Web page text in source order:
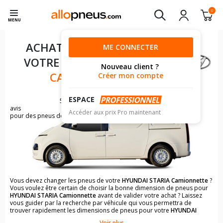
MENU
0
ME CONNECTER
Nouveau client ?
Créer mon compte
ESPACE
Accéder aux prix Pro maintenant
ACHAT DE PNEUS POUR
VOTRE
HYUNDAI STARIA
CAMIONNETTE
5
avis
pour des pneus de HYUNDAI STARIA
Vous devez changer les pneus de votre HYUNDAI STARIA Camionnette?
Vous voulez être certain de choisir la bonne dimension de pneus pour
HYUNDAI STARIA Camionnette avant de valider votre achat ? Laissez
vous guider par la recherche par véhicule qui vous permettra de
trouver rapidement les dimensions de pneus pour votre HYUNDAI